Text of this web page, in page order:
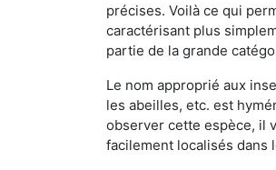
précises. Voilà ce qui
caractérisant plus
partie de la grande
Le nom approprié aux
les abeilles, etc. est
observer cette espèce, il
facilement localisés dans